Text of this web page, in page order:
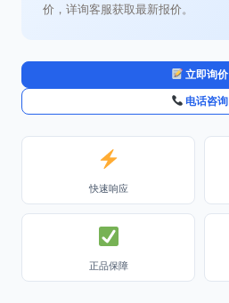
价，详询客服获取最新报价。
立即询价
电话咨询
快速响应
正品保障